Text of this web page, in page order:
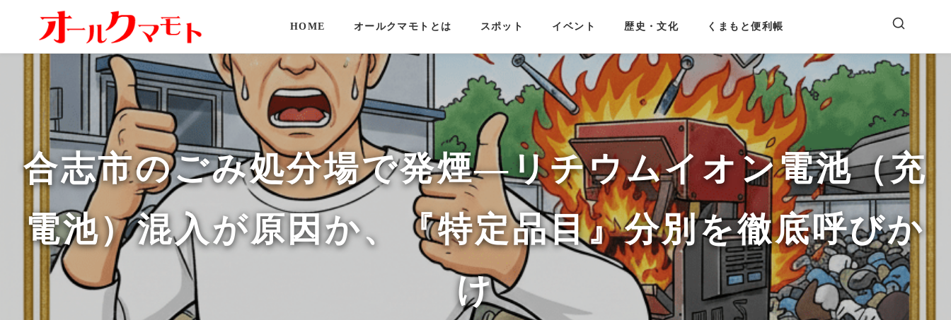
HOME オールクマモトとは スポット イベント 歴史・文化 くまもと便利帳
合志市のごみ処分場で発煙—リチウムイオン電池（充
電池）混入が原因か、『特定品目』分別を徹底呼びか
け